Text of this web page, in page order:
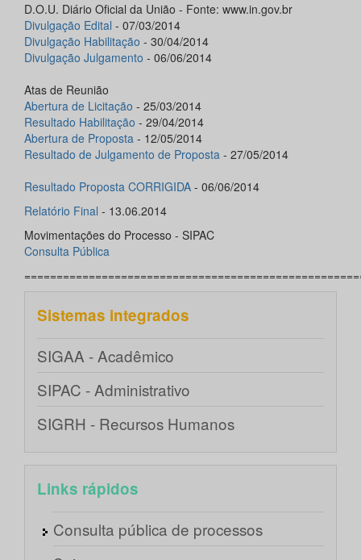
D.O.U. Diário Oficial da União - Fonte: www.in.gov.br
Divulgação Edital - 07/03/2014
Divulgação Habilitação - 30/04/2014
Divulgação Julgamento - 06/06/2014
Atas de Reunião
Abertura de Licitação - 25/03/2014
Resultado Habilitação - 29/04/2014
Abertura de Proposta - 12/05/2014
Resultado de Julgamento de Proposta - 27/05/2014
Resultado Proposta CORRIGIDA - 06/06/2014
Relatório Final - 13.06.2014
Movimentações do Processo - SIPAC
Consulta Pública
Sistemas integrados
SIGAA - Acadêmico
SIPAC - Administrativo
SIGRH - Recursos Humanos
Links rápidos
Consulta pública de processos